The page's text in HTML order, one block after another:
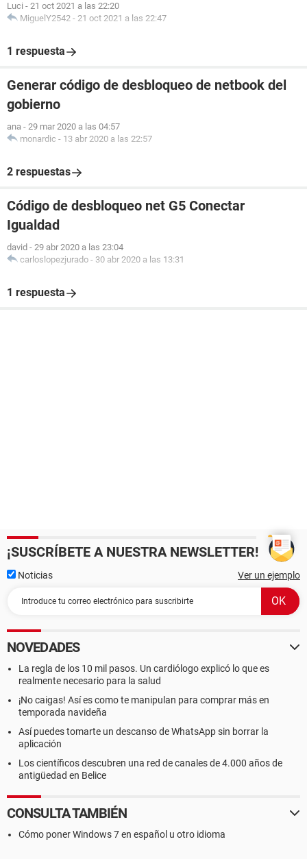
Luci - 21 oct 2021 a las 22:20
MiguelY2542 - 21 oct 2021 a las 22:47
1 respuesta
Generar código de desbloqueo de netbook del
gobierno
ana - 29 mar 2020 a las 04:57
monardic - 13 abr 2020 a las 22:57
2 respuestas
Código de desbloqueo net G5 Conectar
Igualdad
david - 29 abr 2020 a las 23:04
carloslopezjurado - 30 abr 2020 a las 13:31
1 respuesta
¡SUSCRÍBETE A NUESTRA NEWSLETTER!
Noticias Ver un ejemplo
NOVEDADES
La regla de los 10 mil pasos. Un cardiólogo explicó lo que es
realmente necesario para la salud
¡No caigas! Así es como te manipulan para comprar más en
temporada navideña
Así puedes tomarte un descanso de WhatsApp sin borrar la
aplicación
Los científicos descubren una red de canales de 4.000 años de
antigüedad en Belice
CONSULTA TAMBIÉN
Cómo poner Windows 7 en español u otro idioma